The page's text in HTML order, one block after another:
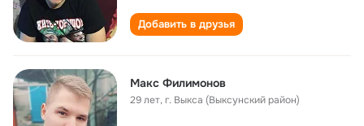
Добавить в друзья
Макс Филимонов
29 лет,г. Выкса (Выксунский район)